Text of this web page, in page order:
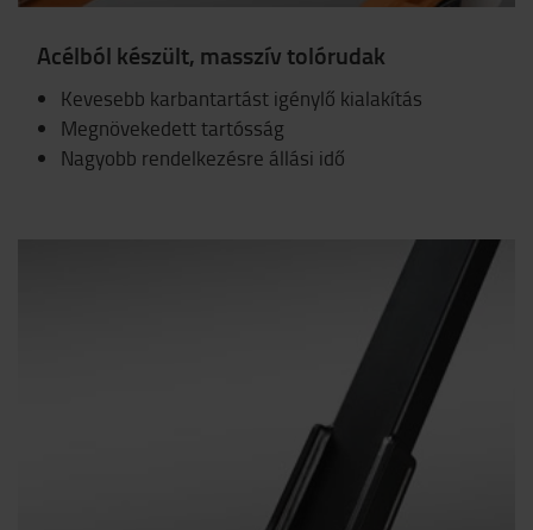
Acélból készült, masszív tolórudak
Kevesebb karbantartást igénylő kialakítás
Megnövekedett tartósság
Nagyobb rendelkezésre állási idő